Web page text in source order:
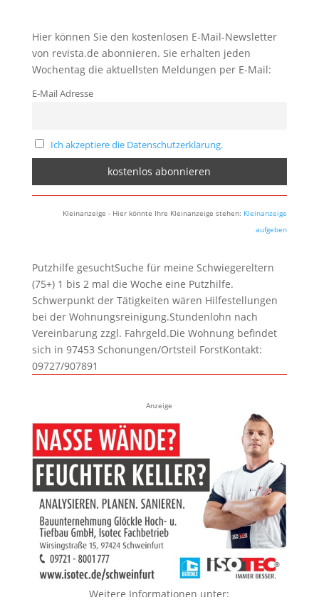
Hier können Sie den kostenlosen E-Mail-Newsletter
von revista.de abonnieren. Sie erhalten jeden
Wochentag die aktuellsten Meldungen per E-Mail:
E-Mail Adresse
Ich akzeptiere die Datenschutzerklärung.
Kleinanzeige - Hier könnte Ihre Kleinanzeige stehen: Kleinanzeige
aufgeben
Putzhilfe gesuchtSuche für meine Schwiegereltern
(75+) 1 bis 2 mal die Woche eine Putzhilfe.
Schwerpunkt der Tätigkeiten wären Hilfestellungen
bei der Wohnungsreinigung.Stundenlohn nach
Vereinbarung zzgl. Fahrgeld.Die Wohnung befindet
sich in 97453 Schonungen/Ortsteil ForstKontakt:
09727/907891
Anzeige
Weitere Informationen unter: